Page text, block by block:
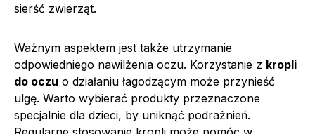
sierść zwierząt.
Ważnym aspektem jest także utrzymanie
odpowiedniego nawilżenia oczu. Korzystanie z kropli
do oczu o działaniu łagodzącym może przynieść
ulgę. Warto wybierać produkty przeznaczone
specjalnie dla dzieci, by uniknąć podrażnień.